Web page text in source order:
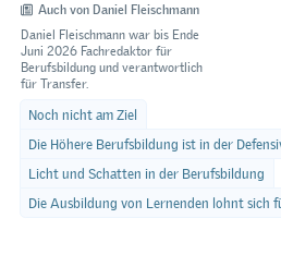
Auch von Daniel Fleischmann
Daniel Fleischmann war bis Ende
Juni 2026 Fachredaktor für
Berufsbildung und verantwortlich
für Transfer.
Noch nicht am Ziel
Die Höhere Berufsbildung ist in der
Licht und Schatten in der Berufsbildung
Die Ausbildung von Lernenden lohnt sich